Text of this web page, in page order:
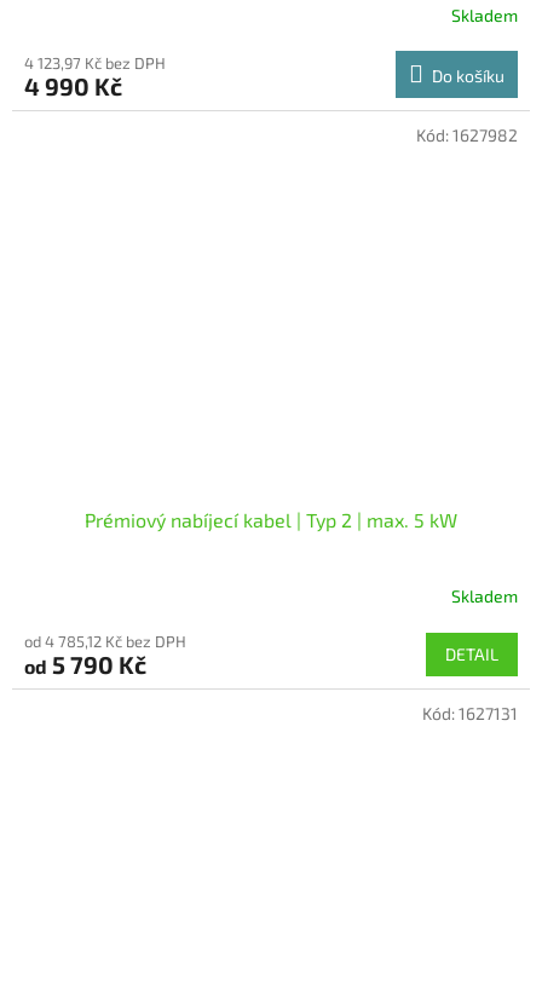
Skladem
4 123,97 Kč bez DPH
4 990 Kč Do košíku
Prémiový nabíjecí kabel | Typ 2 | max. 5 kW
produktu
je
5,0
Skladem
od 4 785,12 Kč bez DPH
od 5 790 Kč DETAIL
Kód:1627982
Kód:1627131